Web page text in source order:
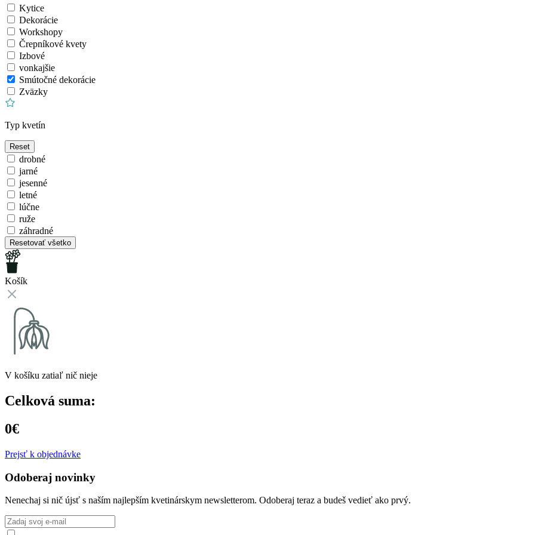
Kytice
Dekorácie
Workshopy
Črepníkové kvety
Izbové
vonkajšie
Smútočné dekorácie
Zväzky
Typ kvetín
Reset
drobné
jarné
jesenné
letné
lúčne
ruže
záhradné
Resetovať všetko
Košík
V košíku zatiaľ nič nieje
Celková suma:
0€
Prejsť k objednávke
Odoberaj novinky
Nenechaj si nič újsť s naším najlepším kvetinárskym newsletterom. Odoberaj teraz a budeš vedieť ako prvý.